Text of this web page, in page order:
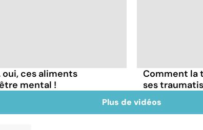
oui, ces aliments
mental !
Comment la
ses
Plus de vidéos